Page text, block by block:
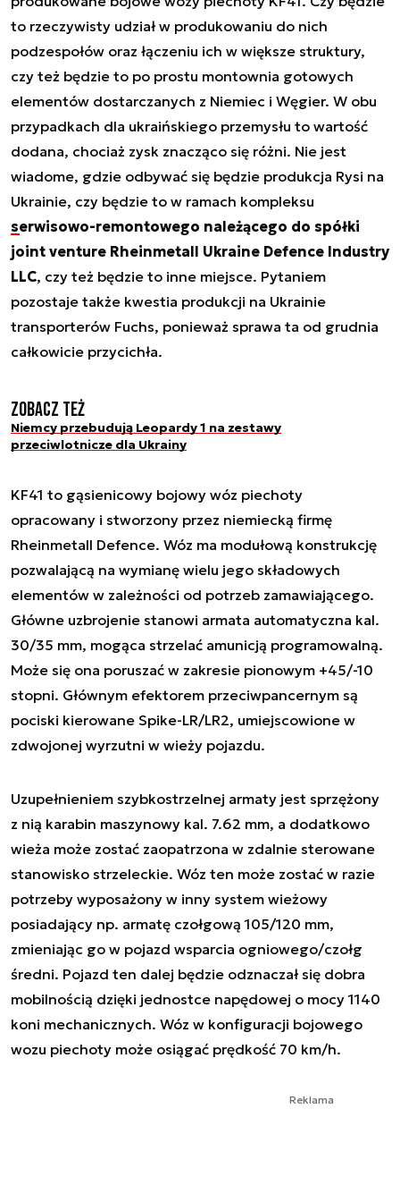
to rzeczywisty udział w produkowaniu do nich
podzespołów oraz łączeniu ich w większe struktury,
czy też będzie to po prostu montownia gotowych
elementów dostarczanych z Niemiec i Węgier. W obu
przypadkach dla ukraińskiego przemysłu to wartość
dodana, chociaż zysk znacząco się różni. Nie jest
wiadome, gdzie odbywać się będzie produkcja Rysi na
Ukrainie, czy będzie to w ramach kompleksu
serwisowo-remontowego należącego do spółki
joint venture Rheinmetall Ukraine Defence Industry
LLC, czy też będzie to inne miejsce. Pytaniem
pozostaje także kwestia produkcji na Ukrainie
transporterów Fuchs, ponieważ sprawa ta od grudnia
całkowicie przycichła.
Zobacz też
Niemcy przebudują Leopardy 1 na zestawy
przeciwlotnicze dla Ukrainy
KF41 to gąsienicowy bojowy wóz piechoty
opracowany i stworzony przez niemiecką firmę
Rheinmetall Defence. Wóz ma modułową konstrukcję
pozwalającą na wymianę wielu jego składowych
elementów w zależności od potrzeb zamawiającego.
Główne uzbrojenie stanowi armata automatyczna kal.
30/35 mm, mogąca strzelać amunicją programowalną.
Może się ona poruszać w zakresie pionowym +45/-10
stopni. Głównym efektorem przeciwpancernym są
pociski kierowane Spike-LR/LR2, umiejscowione w
zdwojonej wyrzutni w wieży pojazdu.
Uzupełnieniem szybkostrzelnej armaty jest sprzężony
z nią karabin maszynowy kal. 7.62 mm, a dodatkowo
wieża może zostać zaopatrzona w zdalnie sterowane
stanowisko strzeleckie. Wóz ten może zostać w razie
potrzeby wyposażony w inny system wieżowy
posiadający np. armatę czołgową 105/120 mm,
zmieniając go w pojazd wsparcia ogniowego/czołg
średni. Pojazd ten dalej będzie odznaczał się dobra
mobilnością dzięki jednostce napędowej o mocy 1140
koni mechanicznych. Wóz w konfiguracji bojowego
wozu piechoty może osiągać prędkość 70 km/h.
Reklama